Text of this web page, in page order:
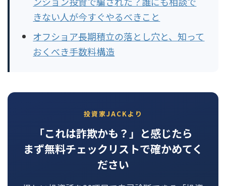
きない人が今すぐやるべきこと
オフショア長期積立の落とし穴と、知って
おくべき手数料構造
投資家JACKより
「これは詐欺かも？」と感じたら
まず無料チェックリストで確かめてく
ださい